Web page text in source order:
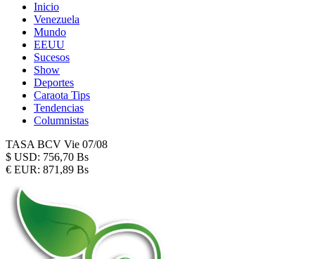
Inicio
Venezuela
Mundo
EEUU
Sucesos
Show
Deportes
Caraota Tips
Tendencias
Columnistas
TASA BCV Vie 07/08
$ USD: 756,70 Bs
€ EUR: 871,89 Bs